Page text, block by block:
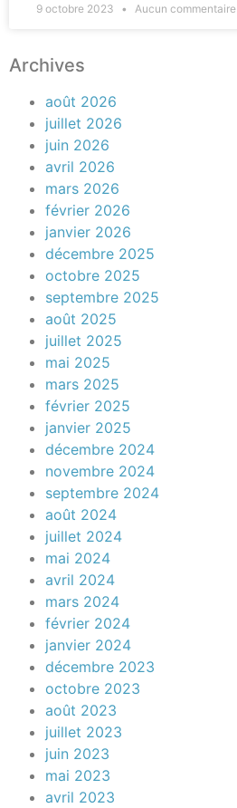
9 octobre 2023 Aucun commentaire
Archives
août 2026
juillet 2026
juin 2026
avril 2026
mars 2026
février 2026
janvier 2026
décembre 2025
octobre 2025
septembre 2025
août 2025
juillet 2025
mai 2025
mars 2025
février 2025
janvier 2025
décembre 2024
novembre 2024
septembre 2024
août 2024
juillet 2024
mai 2024
avril 2024
mars 2024
février 2024
janvier 2024
décembre 2023
octobre 2023
août 2023
juillet 2023
juin 2023
mai 2023
avril 2023